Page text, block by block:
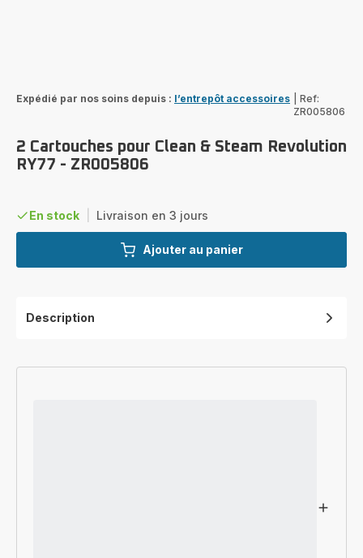
Expédié par nos soins depuis : l’entrepôt accessoires
Ref:
ZR005806
2 Cartouches pour Clean & Steam Revolution
RY77 - ZR005806
En stock Livraison en 3 jours
Ajouter au panier
Description